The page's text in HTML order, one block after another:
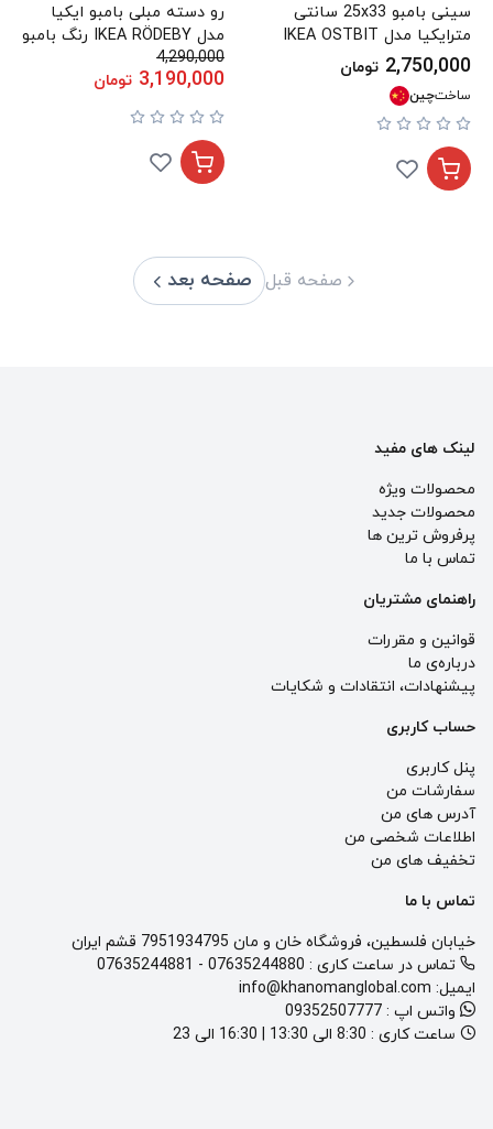
سینی بامبو 25x33 سانتی
مترایکیا مدل IKEA OSTBIT
2,750,000 تومان
ساختچین
رو دسته مبلی بامبو ایکیا
مدل IKEA RÖDEBY رنگ بامبو
4,290,000
3,190,000 تومان
صفحه قبل صفحه بعد
لینک های مفید
محصولات ویژه
محصولات جدید
پرفروش ترین‌ ها
تماس با ما
راهنمای مشتریان
قوانین و مقررات
درباره‌ی ما
پيشنهادات، انتقادات و شكايات
حساب کاربری
پنل کاربری
سفارشات من
آدرس های من
اطلاعات شخصی من
تخفیف های من
تماس با ما
خیابان فلسطین، فروشگاه خان و مان 7951934795 قشم ایران
تماس در ساعت کاری : 07635244880
-
07635244881
ایمیل: info@khanomanglobal.com
واتس اپ : 09352507777
ساعت کاری : 8:30 الی 13:30 | 16:30 الی 23